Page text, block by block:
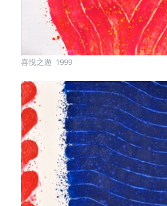
喜悅之遊 1999